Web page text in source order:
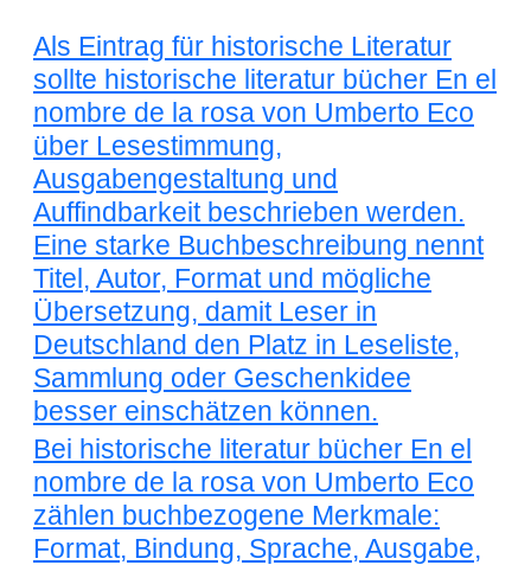
Als Eintrag für historische Literatur
sollte historische literatur bücher En el
nombre de la rosa von Umberto Eco
über Lesestimmung,
Ausgabengestaltung und
Auffindbarkeit beschrieben werden.
Eine starke Buchbeschreibung nennt
Titel, Autor, Format und mögliche
Übersetzung, damit Leser in
Deutschland den Platz in Leseliste,
Sammlung oder Geschenkidee
besser einschätzen können.
Bei historische literatur bücher En el
nombre de la rosa von Umberto Eco
zählen buchbezogene Merkmale:
Format, Bindung, Sprache, Ausgabe,